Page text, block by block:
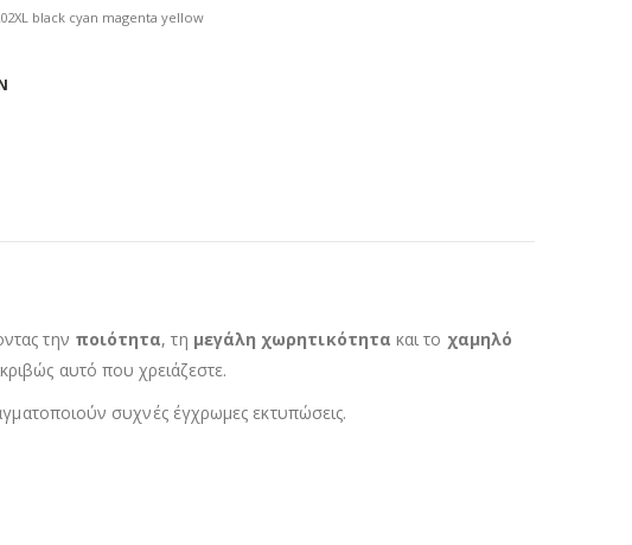
black cyan magenta yellow
την ποιότητα, τη μεγάλη χωρητικότητα και το χαμηλό
αυτό που χρειάζεστε.
συχνές έγχρωμες εκτυπώσεις.